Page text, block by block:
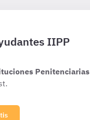
IIPP
Penitenciarias